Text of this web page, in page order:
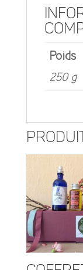
d'invités
Poids
250 g